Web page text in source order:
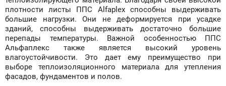
плотности листы ППС Alfaplex способны выдерживать
большие нагрузки. Они не деформируется при усадке
зданий, способны выдерживать достаточно большие
перепады температуры. Важной особенностью ППС
Альфаплекс также является высокий уровень
влагоустойчивости. Это дает ему преимущество при
выборе теплоизоляционного материала для утепления
фасадов, фундаментов и полов.